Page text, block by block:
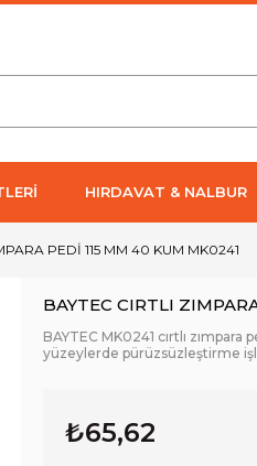
HIRDAVAT & NALBUR
PEDİ 115 MM 40 KUM MK0241
BAYTEC CIRTLI
BAYTEC MK0241 cırtlı
yüzeylerde pürüzsüzleştirme
₺65,62